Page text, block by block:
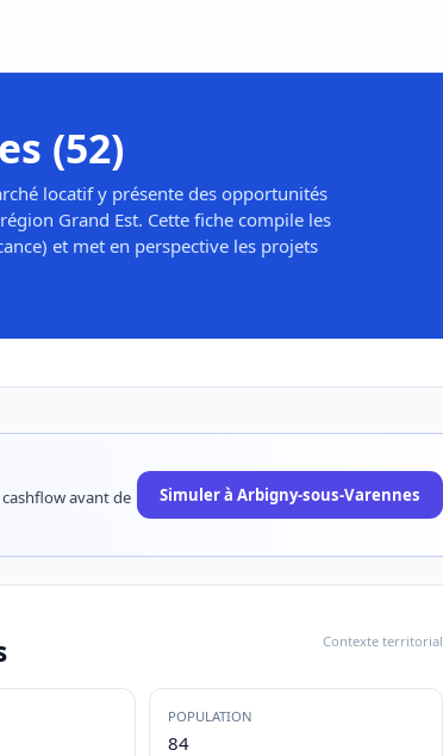
(52)
locatif y présente des opportunités
Grand Est. Cette fiche compile les
et met en perspective les projets
avant de
Simuler à Arbigny-sous-Varennes
Contexte territorial
POPULATION
84